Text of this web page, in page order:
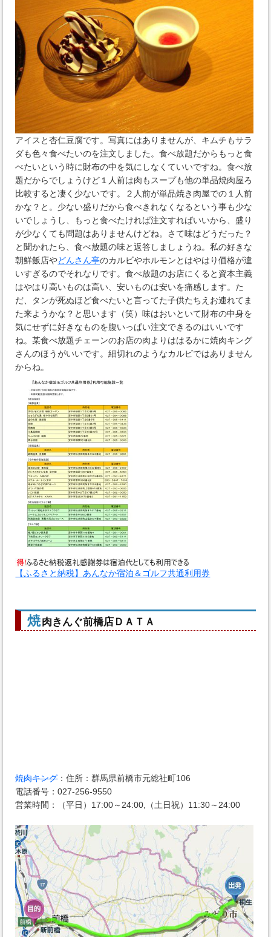
アイスと杏仁豆腐です。写真にはありませんが、キムチもサラ
ダも色々食べたいのを注文しました。食べ放題だからもっと食
べたいという時に財布の中を気にしなくていいですね。食べ放
題だからでしょうけど１人前は肉もスープも他の単品焼肉屋ろ
比較すると凄く少ないです。２人前が単品焼き肉屋での１人前
かな？と。少ない盛りだから食べきれなくなるという事も少な
いでしょうし、もっと食べたければ注文すればいいから、盛り
が少なくても問題はありませんけどね。さて味はどうだった？
と聞かれたら、食べ放題の味と返答しましょうね。私の好きな
朝鮮飯店やどんさん亭のカルビやホルモンとはやはり価格が違
いすぎるのでそれなりです。食べ放題のお店にくると資本主義
はやはり高いものは高い、安いものは安いを痛感します。た
だ、タンが死ぬほど食べたいと言ってた子供たちえお連れてま
た来ようかな？と思います（笑）味はおいといて財布の中身を
気にせずに好きなものを腹いっぱい注文できるのはいいです
ね。某食べ放題チェーンのお店の肉よりははるかに焼肉キング
さんのほうがいいです。細切れのようなカルビではありません
からね。
【ふるさと納税】あんなか宿泊＆ゴルフ共通利用券
焼肉きんぐ前橋店ＤＡＴＡ
焼肉キング：住所：群馬県前橋市元総社町106
電話番号：027-256-9550
営業時間：（平日）17:00～24:00,（土日祝）11:30～24:00